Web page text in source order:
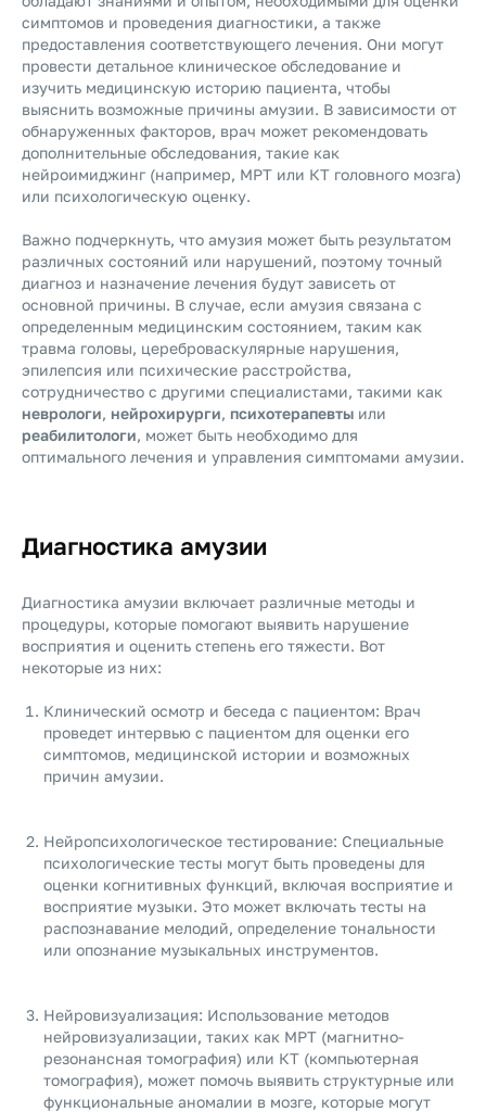
симптомов и проведения диагностики, а также
предоставления соответствующего лечения. Они могут
провести детальное клиническое обследование и
изучить медицинскую историю пациента, чтобы
выяснить возможные причины амузии. В зависимости от
обнаруженных факторов, врач может рекомендовать
дополнительные обследования, такие как
нейроимиджинг (например, МРТ или КТ головного мозга)
или психологическую оценку.
Важно подчеркнуть, что амузия может быть результатом
различных состояний или нарушений, поэтому точный
диагноз и назначение лечения будут зависеть от
основной причины. В случае, если амузия связана с
определенным медицинским состоянием, таким как
травма головы, цереброваскулярные нарушения,
эпилепсия или психические расстройства,
сотрудничество с другими специалистами, такими как
неврологи, нейрохирурги, психотерапевты или
реабилитологи, может быть необходимо для
оптимального лечения и управления симптомами амузии.
Диагностика амузии
Диагностика амузии включает различные методы и
процедуры, которые помогают выявить нарушение
восприятия и оценить степень его тяжести. Вот
некоторые из них:
Клинический осмотр и беседа с пациентом: Врач
проведет интервью с пациентом для оценки его
симптомов, медицинской истории и возможных
причин амузии.
Нейропсихологическое тестирование: Специальные
психологические тесты могут быть проведены для
оценки когнитивных функций, включая восприятие и
восприятие музыки. Это может включать тесты на
распознавание мелодий, определение тональности
или опознание музыкальных инструментов.
Нейровизуализация: Использование методов
нейровизуализации, таких как МРТ (магнитно-
резонансная томография) или КТ (компьютерная
томография), может помочь выявить структурные или
функциональные аномалии в мозге, которые могут